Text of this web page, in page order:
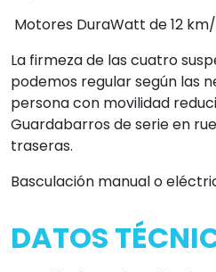
Motores DuraWatt de 12
La firmeza de las cuatro
podemos regular según las
persona con movilidad
Guardabarros de serie en
traseras.
Basculación manual o
DATOS